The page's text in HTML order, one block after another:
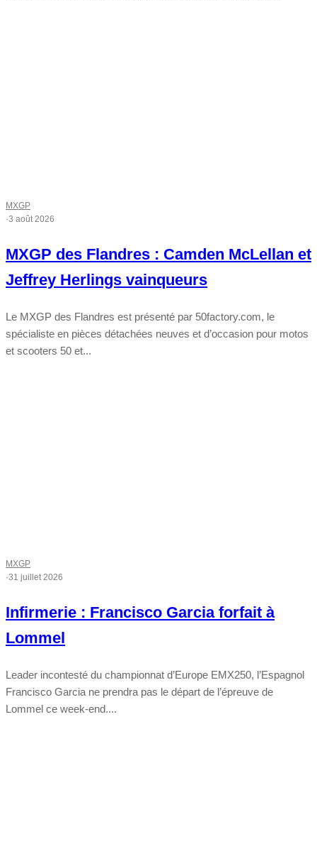
MXGP
·3 août 2026
MXGP des Flandres : Camden McLellan et
Jeffrey Herlings vainqueurs
Le MXGP des Flandres est présenté par 50factory.com, le
spécialiste en pièces détachées neuves et d’occasion pour motos
et scooters 50 et...
MXGP
·31 juillet 2026
Infirmerie : Francisco Garcia forfait à
Lommel
Leader incontesté du championnat d’Europe EMX250, l’Espagnol
Francisco Garcia ne prendra pas le départ de l’épreuve de
Lommel ce week-end....